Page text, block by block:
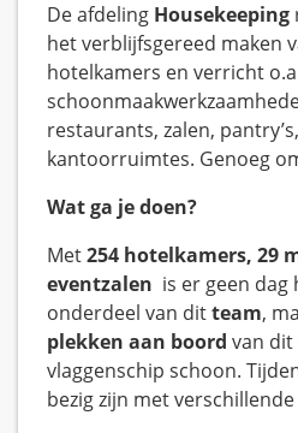
De afdeling Housekeeping
het verblijfsgereed maken
hotelkamers en verricht
restaurants, zalen,
kantoorruimtes. Genoeg
Wat ga je doen?
Met254 hotelkamers, 29
eventzalen is er geen dag
onderdeel van ditteam,
plekken aan boord van
vlaggenschip schoon.
bezig zijn met